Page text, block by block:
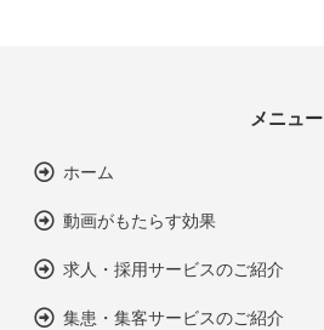
メニュー
ホーム
動画がもたらす効果
求人・採用サービスのご紹介
集患・集客サービスのご紹介